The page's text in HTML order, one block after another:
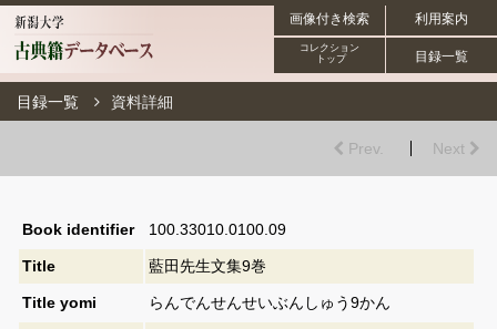
利用案内
画像付き検索
目録一覧
コレクション
トップ
目録一覧 資料詳細
Prev. Next
Book identifier 100.33010.0100.09
Title 藍田先生文集9巻
Title yomi らんでんせんせいぶんしゅう9かん